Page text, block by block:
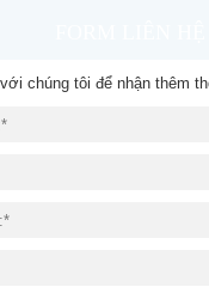
chúng tôi để nhận thêm